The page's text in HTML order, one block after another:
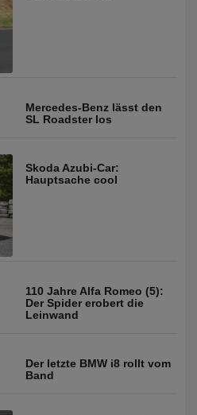
Mercedes-Benz lässt den
SL Roadster los
Skoda Azubi-Car:
Hauptsache cool
110 Jahre Alfa Romeo (5):
Der Spider erobert die
Leinwand
Der letzte BMW i8 rollt vom
Band